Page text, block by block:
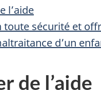
l’aide
toute sécurité et
d’un
de l’aide